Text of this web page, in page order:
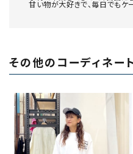
甘い物が大好きで、毎日でもケ
その他のコーディネー